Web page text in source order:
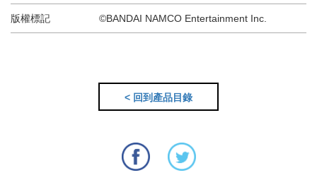
版權標記 ©BANDAI NAMCO Entertainment Inc.
< 回到產品目錄